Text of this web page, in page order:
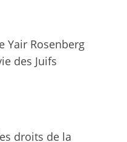
Yair Rosenberg
des Juifs
droits de la